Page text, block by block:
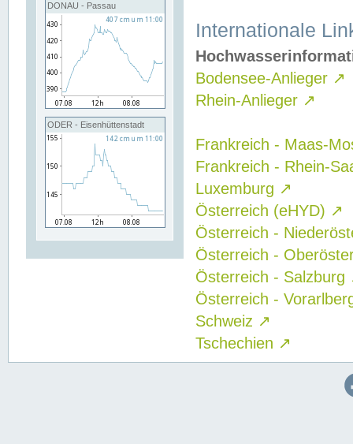
DONAU - Passau
ODER - Eisenhüttenstadt
Internationale
Bodensee-Anlieger ↗
Rhein-Anlieger ↗
Frankreich - Maas-
Frankreich - Rhein-
Luxemburg ↗
Österreich (eHYD) ↗
Österreich -
Österreich -
Österreich - Salzburg
Österreich -
Schweiz ↗
Tschechien ↗